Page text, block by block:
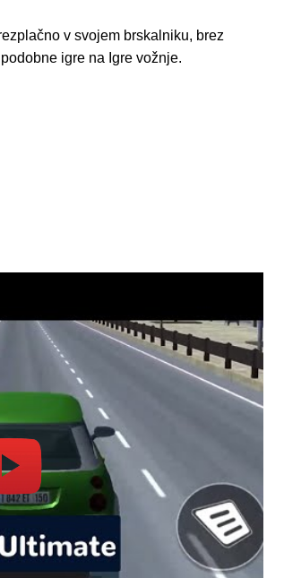
v svojem brskalniku, brez
igre na Igre vožnje.